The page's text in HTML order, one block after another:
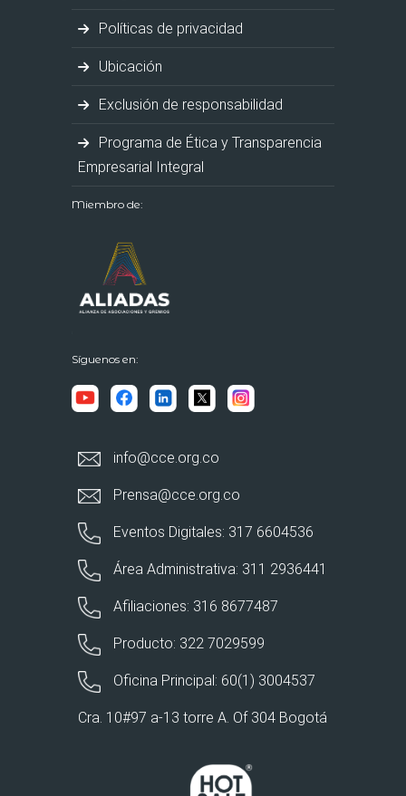
Políticas de privacidad
Ubicación
Exclusión de responsabilidad
Programa de Ética y Transparencia
Empresarial Integral
Miembro de:
Síguenos en:
info@cce.org.co
Prensa@cce.org.co
Eventos Digitales: 317 6604536
Área Administrativa: 311 2936441
Afiliaciones: 316 8677487
Producto: 322 7029599
Oficina Principal: 60(1) 3004537
Cra. 10#97 a-13 torre A. Of 304 Bogotá